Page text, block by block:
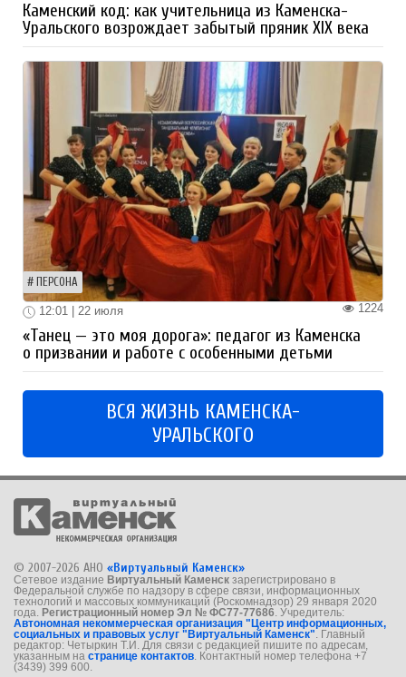
Каменский код: как учительница из Каменска-
Уральского возрождает забытый пряник XIX века
ПЕРСОНА
1224
12:01 | 22 июля
«Танец — это моя дорога»: педагог из Каменска
о призвании и работе с особенными детьми
ВСЯ ЖИЗНЬ КАМЕНСКА-
УРАЛЬСКОГО
© 2007-2026 АНО «Виртуальный Каменск»
Сетевое издание Виртуальный Каменск зарегистрировано в
Федеральной службе по надзору в сфере связи, информационных
технологий и массовых коммуникаций (Роскомнадзор) 29 января 2020
года. Регистрационный номер Эл № ФС77-77686 . Учредитель:
Автономная некоммерческая организация "Центр информационных,
социальных и правовых услуг "Виртуальный Каменск" . Главный
редактор: Четыркин Т.И. Для связи с редакцией пишите по адресам,
указанным на странице контактов . Контактный номер телефона +7
(3439) 399 600.